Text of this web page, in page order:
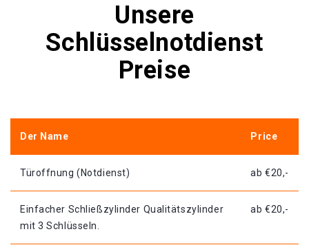
Unsere
Schlüsselnotdienst
Preise
Der Name Price
Türoffnung (Notdienst) ab €20,-
Einfacher Schließzylinder Qualitätszylinder
mit 3 Schlüsseln.
ab €20,-